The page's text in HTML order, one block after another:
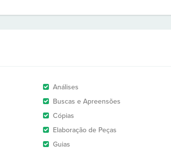
Análises
Buscas e Apreensões
Cópias
Elaboração de Peças
Guias